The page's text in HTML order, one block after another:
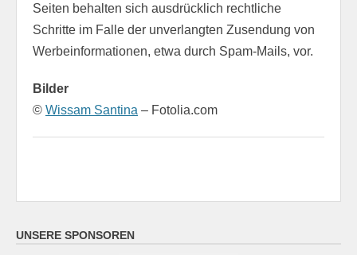
Seiten behalten sich ausdrücklich rechtliche
Schritte im Falle der unverlangten Zusendung von
Werbeinformationen, etwa durch Spam-Mails, vor.
Bilder
© Wissam Santina – Fotolia.com
UNSERE SPONSOREN